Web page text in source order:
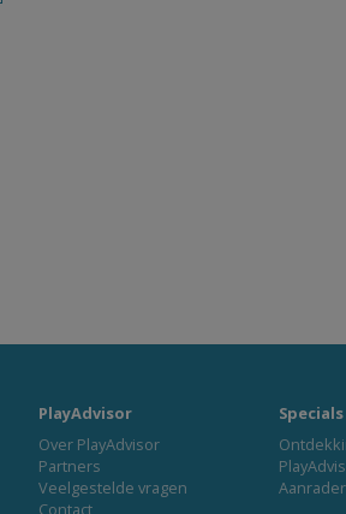
PlayAdvisor
Over PlayAdvisor
Partners
Veelgestelde vragen
Contact
Specials